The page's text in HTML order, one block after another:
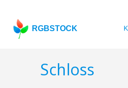
RGBSTOCK
Schloss